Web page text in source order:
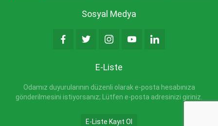
Sosyal Medya
E-Liste
Odamız duyurularının düzenli olarak e-posta hesabınıza
gönderilmesini istiyorsanız; Lütfen e-posta adresinizi giriniz.
E-Liste Kayıt Ol